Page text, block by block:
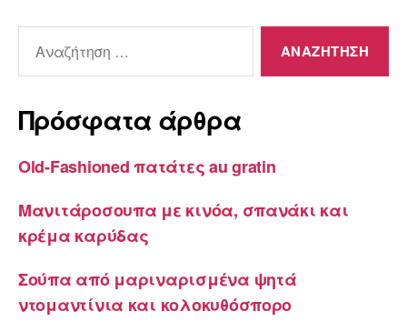
για:
Πρόσφατα άρθρα
Old-Fashioned πατάτες au gratin
Μανιτάροσουπα με κινόα, σπανάκι και
κρέμα καρύδας
Σούπα από μαριναρισμένα ψητά
ντομαντίνια και κολοκυθόσπορο